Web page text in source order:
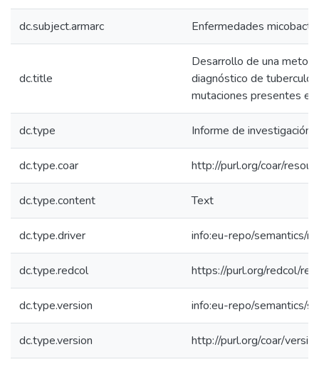
dc.subject.armarc Enfermedades
dc.title
Desarrollo de una
diagnóstico de
mutaciones presentes
dc.type Informe de investigación
dc.type.coar http://purl.org/coar/
dc.type.content Text
dc.type.driver info:eu-repo/semantics/
dc.type.redcol https://purl.org/redcol/
dc.type.version info:eu-repo/semantics/
dc.type.version http://purl.org/coar/